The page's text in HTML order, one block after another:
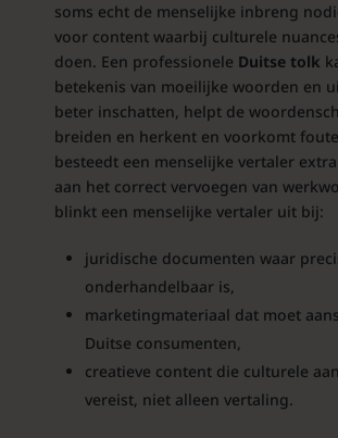
soms echt de menselijke inbreng
voor content waarbij culturele
doen. Een professionele Duitse tolk
betekenis van moeilijke woorden en
beter inschatten, helpt de
breiden en herkent en voorkomt
besteedt een menselijke vertaler
aan het correct vervoegen van
blinkt een menselijke vertaler uit bij:
juridische documenten waar
onderhandelbaar is,
marketingmateriaal dat moet
Duitse consumenten,
creatieve content die culturele
vereist, niet alleen vertaling.